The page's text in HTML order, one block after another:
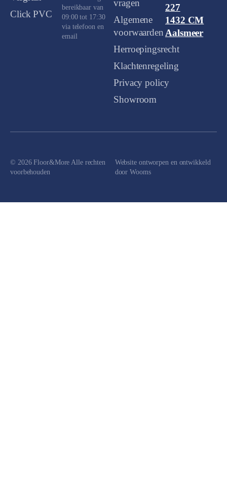
Click PVC
bereikbaar van
09:00 tot 17:30
via telefoon en
email
vragen
Algemene
voorwaarden
Herroepingsrecht
Klachtenregeling
Privacy policy
Showroom
227
1432 CM
Aalsmeer
© 2026 Floor&More Alle rechten
voorbehouden
Website ontworpen en ontwikkeld
doorWooms